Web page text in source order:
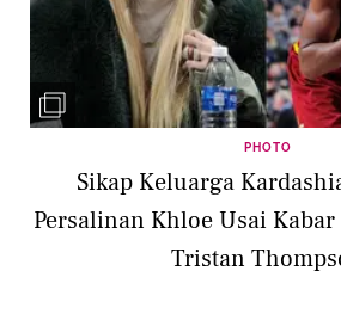
PHOTO
Sikap Keluarga
Persalinan Khloe Usai
Tristan